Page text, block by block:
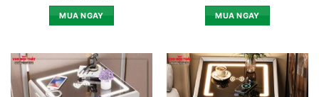
MUA NGAY MUA NGAY